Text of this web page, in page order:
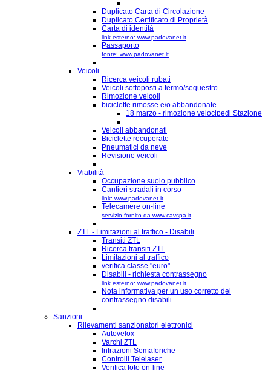
Duplicato Carta di Circolazione
Duplicato Certificato di Proprietà
Carta di identità
link esterno: www.padovanet.it
Passaporto
fonte: www.padovanet.it
Veicoli
Ricerca veicoli rubati
Veicoli sottoposti a fermo/sequestro
Rimozione veicoli
biciclette rimosse e/o abbandonate
18 marzo - rimozione velocipedi Stazione
Veicoli abbandonati
Biciclette recuperate
Pneumatici da neve
Revisione veicoli
Viabilità
Occupazione suolo pubblico
Cantieri stradali in corso
link: www.padovanet.it
Telecamere on-line
servizio fornito da www.cavspa.it
ZTL - Limitazioni al traffico - Disabili
Transiti ZTL
Ricerca transiti ZTL
Limitazioni al traffico
verifica classe "euro"
Disabili - richiesta contrassegno
link esterno: www.padovanet.it
Nota informativa per un uso corretto del
contrassegno disabili
Sanzioni
Rilevamenti sanzionatori elettronici
Autovelox
Varchi ZTL
Infrazioni Semaforiche
Controlli Telelaser
Verifica foto on-line